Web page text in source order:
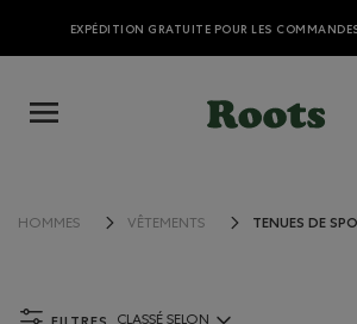
EXPÉDITION GRATUITE POUR LES
HOMMES VÊTEMENTS TENUES DE